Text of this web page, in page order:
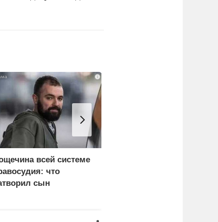
i
всей системе
что
сын